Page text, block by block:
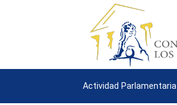
Actividad Parlamentaria